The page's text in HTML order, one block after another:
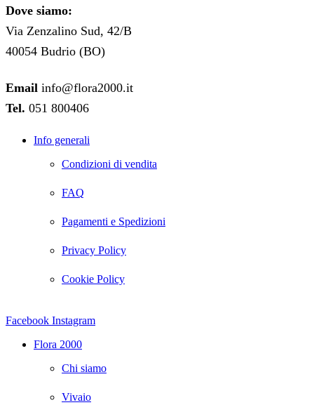
Dove siamo:
Via Zenzalino Sud, 42/B
40054 Budrio (BO)
Email info@flora2000.it
Tel. 051 800406
Info generali
Condizioni di vendita
FAQ
Pagamenti e Spedizioni
Privacy Policy
Cookie Policy
Facebook Instagram
Flora 2000
Chi siamo
Vivaio